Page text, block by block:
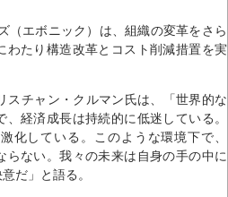
エボニック）は、組織の変革をさら
わたり構造改革とコスト削減措置を実
チャン・クルマン氏は、「世界的な
経済成長は持続的に低迷している。
化している。このような環境下で、
らない。我々の未来は自身の手の中に
だ」と語る。